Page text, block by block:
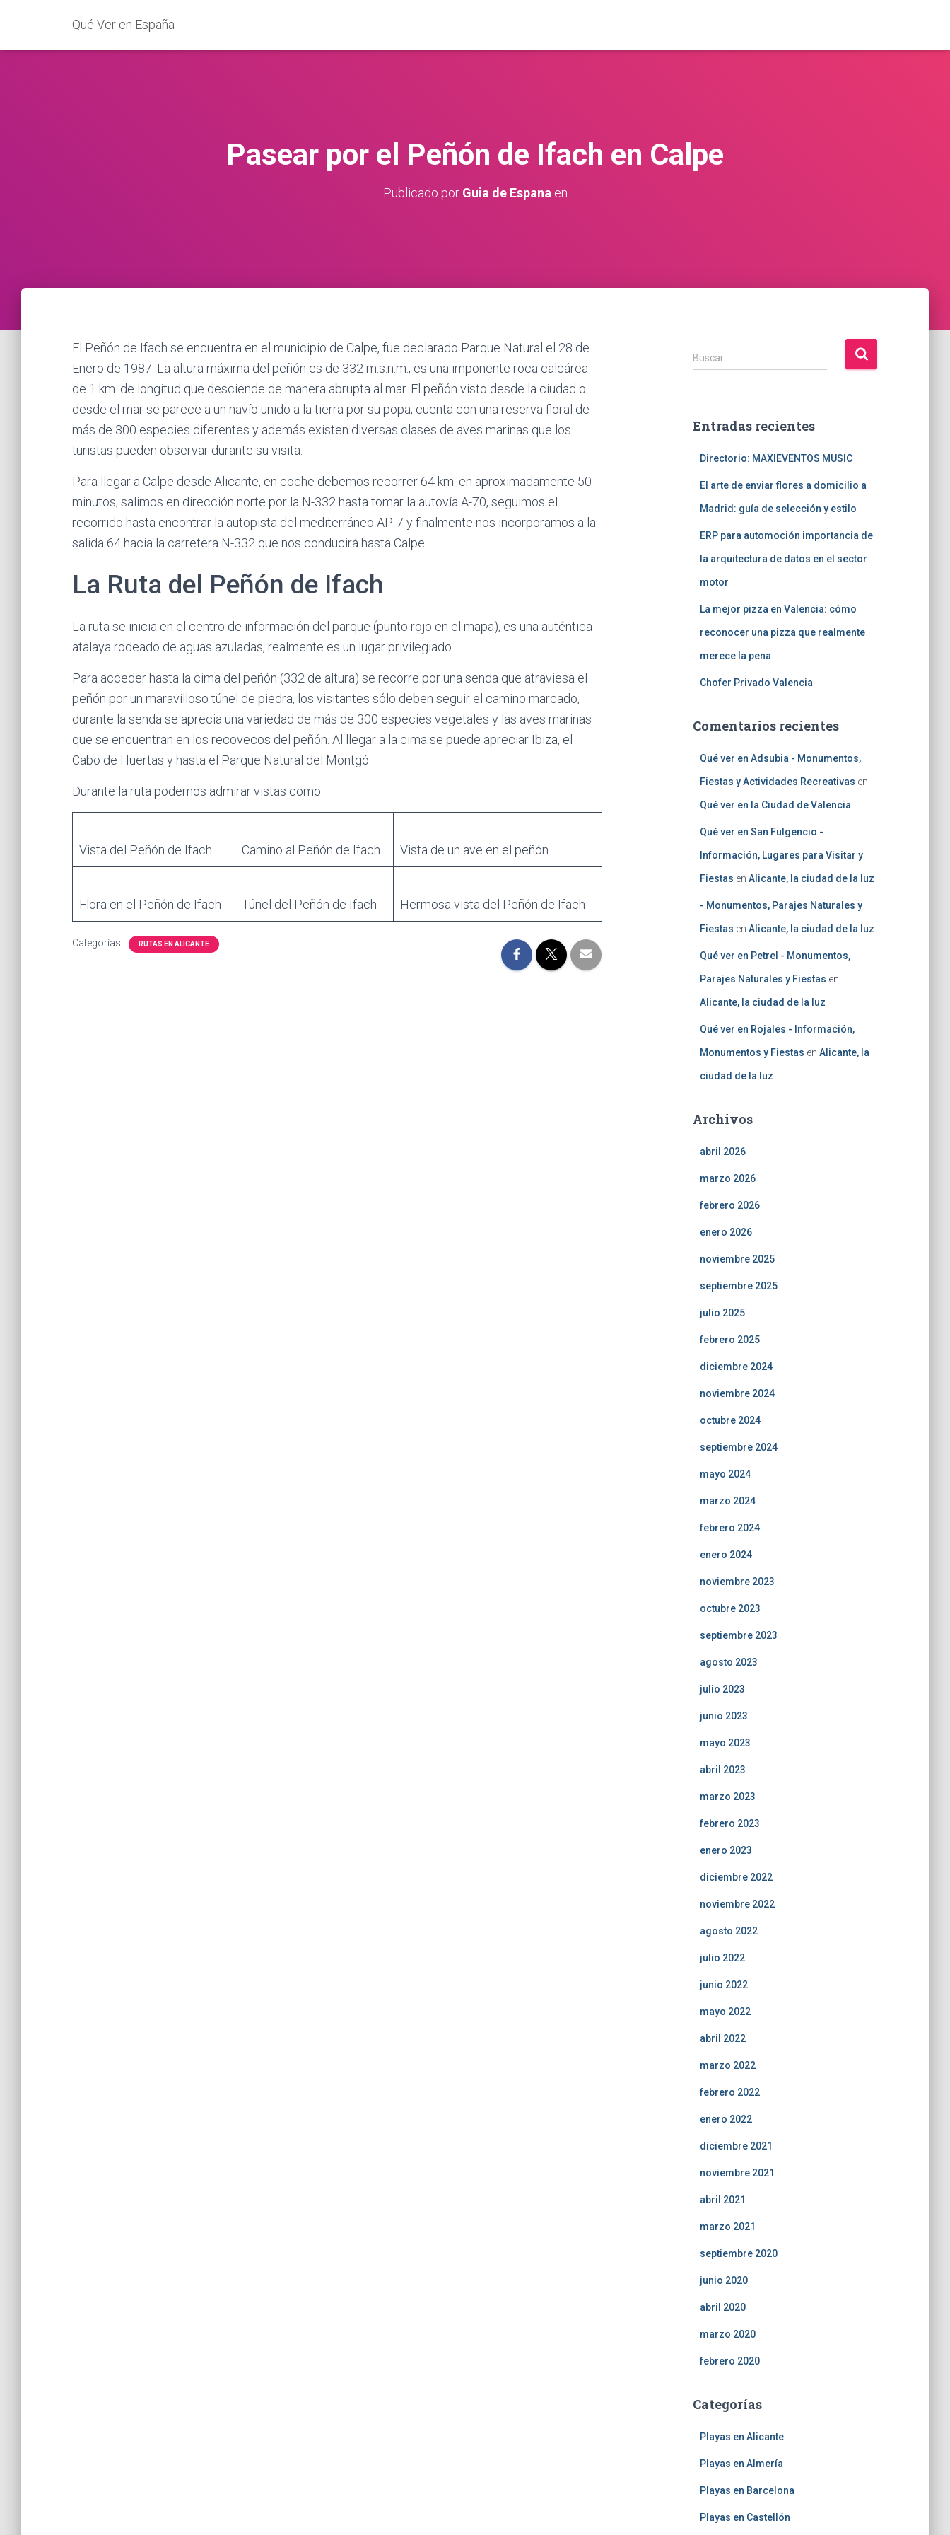
Qué Ver en España
Pasear por el Peñón de Ifach en Calpe
Publicado por Guia de Espana en
El Peñón de Ifach se encuentra en el municipio de Calpe, fue declarado Parque Natural el 28 de
Enero de 1987. La altura máxima del peñón es de 332 m.s.n.m., es una imponente roca calcárea
de 1 km. de longitud que desciende de manera abrupta al mar. El peñón visto desde la ciudad o
desde el mar se parece a un navío unido a la tierra por su popa, cuenta con una reserva floral de
más de 300 especies diferentes y además existen diversas clases de aves marinas que los
turistas pueden observar durante su visita.
Para llegar a Calpe desde Alicante, en coche debemos recorrer 64 km. en aproximadamente 50
minutos; salimos en dirección norte por la N-332 hasta tomar la autovía A-70, seguimos el
recorrido hasta encontrar la autopista del mediterráneo AP-7 y finalmente nos incorporamos a la
salida 64 hacia la carretera N-332 que nos conducirá hasta Calpe.
La Ruta del Peñón de Ifach
La ruta se inicia en el centro de información del parque (punto rojo en el mapa), es una auténtica
atalaya rodeado de aguas azuladas, realmente es un lugar privilegiado.
Para acceder hasta la cima del peñón (332 de altura) se recorre por una senda que atraviesa el
peñón por un maravilloso túnel de piedra, los visitantes sólo deben seguir el camino marcado,
durante la senda se aprecia una variedad de más de 300 especies vegetales y las aves marinas
que se encuentran en los recovecos del peñón. Al llegar a la cima se puede apreciar Ibiza, el
Cabo de Huertas y hasta el Parque Natural del Montgó.
Durante la ruta podemos admirar vistas como:
Vista del Peñón de Ifach Camino al Peñón de Ifach Vista de un ave en el peñón
Flora en el Peñón de Ifach Túnel del Peñón de Ifach Hermosa vista del Peñón de Ifach
Categorías: RUTAS EN ALICANTE
B
u
r
Buscar …
Entradas recientes
Directorio: MAXIEVENTOS MUSIC
El arte de enviar flores a domicilio a
Madrid: guía de selección y estilo
ERP para automoción importancia de
la arquitectura de datos en el sector
motor
La mejor pizza en Valencia: cómo
reconocer una pizza que realmente
merece la pena
Chofer Privado Valencia
Comentarios recientes
Qué ver en Adsubia - Monumentos,
Fiestas y Actividades Recreativas en
Qué ver en la Ciudad de Valencia
Qué ver en San Fulgencio -
Información, Lugares para Visitar y
Fiestas en Alicante, la ciudad de la luz
- Monumentos, Parajes Naturales y
Fiestas en Alicante, la ciudad de la luz
Qué ver en Petrel - Monumentos,
Parajes Naturales y Fiestas en
Alicante, la ciudad de la luz
Qué ver en Rojales - Información,
Monumentos y Fiestas en Alicante, la
ciudad de la luz
Archivos
abril 2026
marzo 2026
febrero 2026
enero 2026
noviembre 2025
septiembre 2025
julio 2025
febrero 2025
diciembre 2024
noviembre 2024
octubre 2024
septiembre 2024
mayo 2024
marzo 2024
febrero 2024
enero 2024
noviembre 2023
octubre 2023
septiembre 2023
agosto 2023
julio 2023
junio 2023
mayo 2023
abril 2023
marzo 2023
febrero 2023
enero 2023
diciembre 2022
noviembre 2022
agosto 2022
julio 2022
junio 2022
mayo 2022
abril 2022
marzo 2022
febrero 2022
enero 2022
diciembre 2021
noviembre 2021
abril 2021
marzo 2021
septiembre 2020
junio 2020
abril 2020
marzo 2020
febrero 2020
Categorías
Playas en Alicante
Playas en Almería
Playas en Barcelona
Playas en Castellón